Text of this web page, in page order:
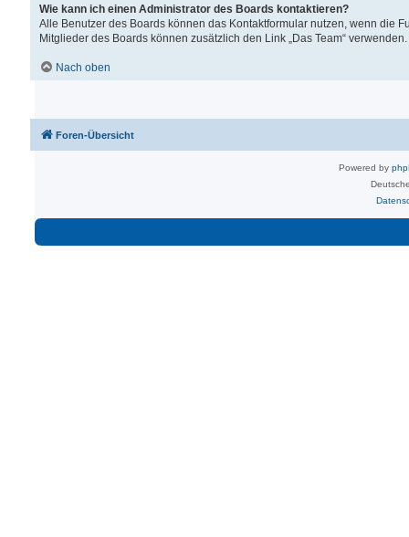
Wie kann ich einen Administrator des Boards kontaktieren?
Alle Benutzer des Boards können das Kontaktformular nutzen, wenn die
Mitglieder des Boards können zusätzlich den Link „Das Team“ verwenden.
Nach oben
Foren-Übersicht
Powered by